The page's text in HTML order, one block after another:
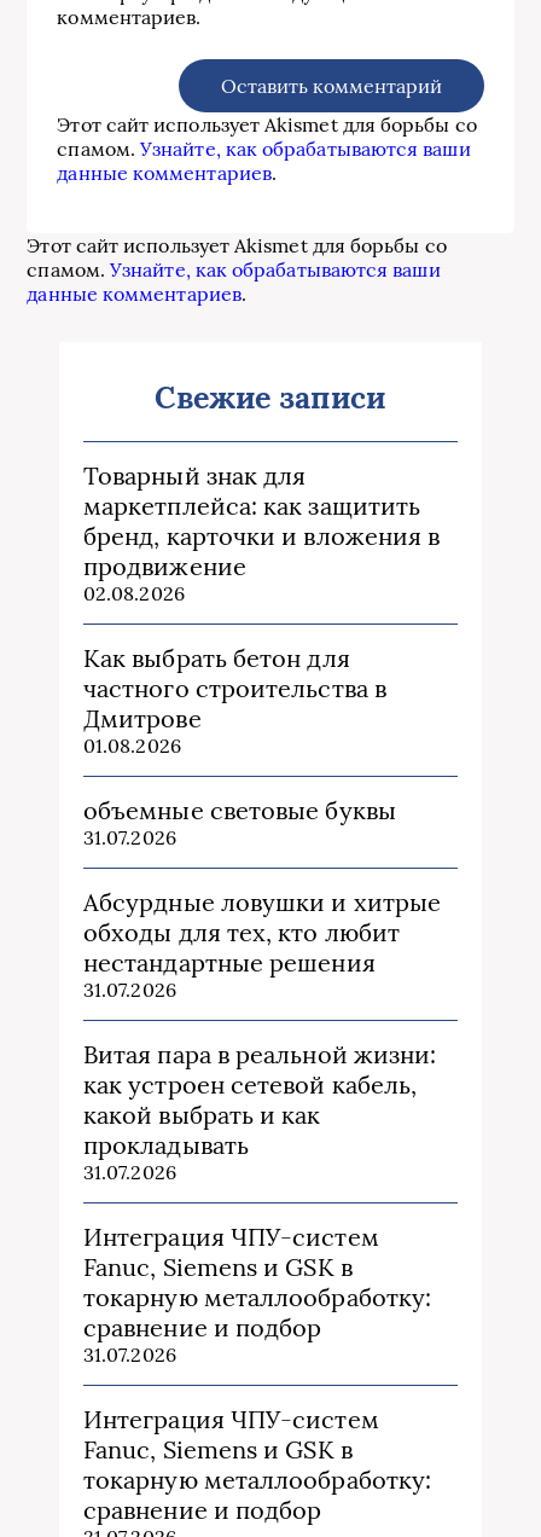
комментариев.
Этот сайт использует Akismet для борьбы со
спамом.Узнайте, как обрабатываются ваши
данные комментариев.
Этот сайт использует Akismet для борьбы со
спамом.Узнайте, как обрабатываются ваши
данные комментариев.
Свежие записи
Товарный знак для
маркетплейса: как защитить
бренд, карточки и вложения в
продвижение
02.08.2026
Как выбрать бетон для
частного строительства в
Дмитрове
01.08.2026
объемные световые буквы
31.07.2026
Абсурдные ловушки и хитрые
обходы для тех, кто любит
нестандартные решения
31.07.2026
Витая пара в реальной жизни:
как устроен сетевой кабель,
какой выбрать и как
прокладывать
31.07.2026
Интеграция ЧПУ-систем
Fanuc, Siemens и GSK в
токарную металлообработку:
сравнение и подбор
31.07.2026
Интеграция ЧПУ-систем
Fanuc, Siemens и GSK в
токарную металлообработку:
сравнение и подбор